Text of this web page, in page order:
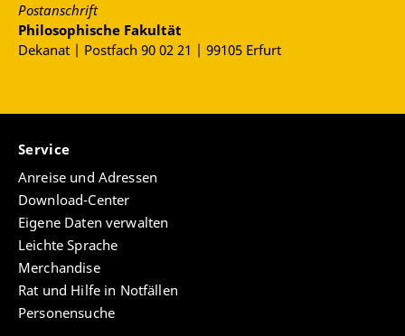
Postanschrift
Philosophische Fakultät
Dekanat | Postfach 90 02 21 | 99105 Erfurt
Service
Anreise und Adressen
Download-Center
Eigene Daten verwalten
Leichte Sprache
Merchandise
Rat und Hilfe in Notfällen
Personensuche